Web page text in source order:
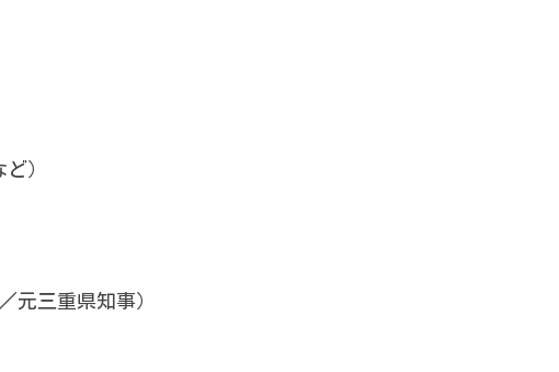
）：
ッセージ
と特徴
治体区分別など）
紹介
教授／元三重県知事）